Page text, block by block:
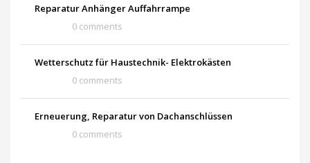
Reparatur Anhänger Auffahrrampe
0 comments
Wetterschutz für Haustechnik- Elektrokästen
0 comments
Erneuerung, Reparatur von Dachanschlüssen
0 comments